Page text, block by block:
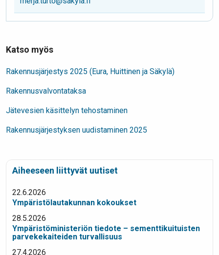
Katso myös
Rakennusjärjestys 2025 (Eura, Huittinen ja Säkylä)
Rakennusvalvontataksa
Jätevesien käsittelyn tehostaminen
Rakennusjärjestyksen uudistaminen 2025
Aiheeseen liittyvät uutiset
22.6.2026
Ympäristölautakunnan kokoukset
28.5.2026
Ympäristöministeriön tiedote – sementtikuituisten
parvekekaiteiden turvallisuus
27.4.2026